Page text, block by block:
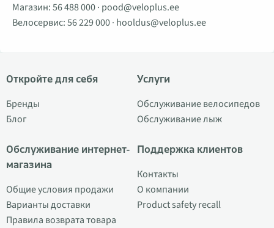
Магазин:56 488 000· pood@veloplus.ee
Велосервис:56 229 000· hooldus@veloplus.ee
Откройте для себя
Бренды
Блог
Обслуживание интернет-
магазина
Общие условия продажи
Варианты доставки
Правила возврата товара
Услуги
Обслуживание велосипедов
Обслуживание лыж
Поддержка клиентов
Контакты
О компании
Product safety recall